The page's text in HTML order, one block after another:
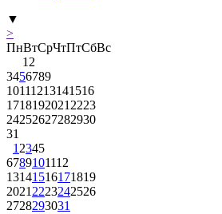
▼
>
ПнВтСрЧтПтСбВс
1 2
3456789
10111213141516
1718192021 2223
24252627282930
31
1 2345
6789101112
13141516171819
2021 2223242526
2728293031